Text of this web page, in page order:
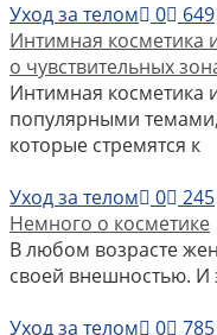
Уход за телом
0
649
Интимная косметика
о чувствительных
Интимная косметика
популярными
которые стремятся к
Уход за телом
0
245
Немного о косметике
В любом возрасте
своей внешностью. И
Уход за телом
0
785